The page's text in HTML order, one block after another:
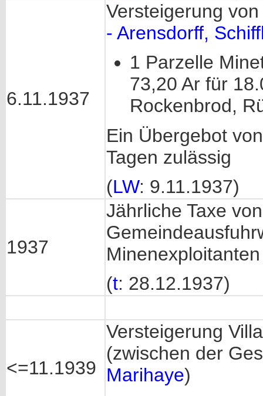
6.11.1937
Versteigerung
- Arensdorff,
1 Parzelle
73,20 Ar für
Rockenbrod,
Ein Übergebot
Tagen zulässig
(LW: 9.11.1937)
1937
Jährliche Taxe
(t: 28.12.1937)
<=11.1939
Versteigerung
(zwischen der
Marihaye)